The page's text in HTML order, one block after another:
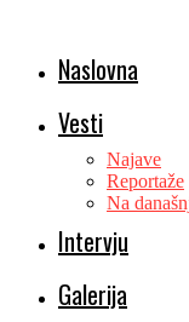
Naslovna
Vesti
Najave
Reportaže
Na
Intervju
Galerija